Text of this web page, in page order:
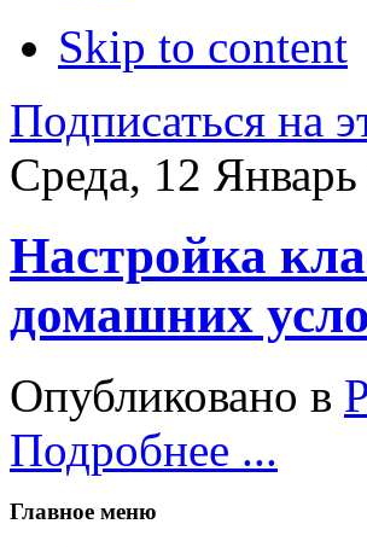
Skip to content
Подписаться на
Среда, 12
Настройка
домашних
Опубликовано в
Подробнее ...
Главное меню